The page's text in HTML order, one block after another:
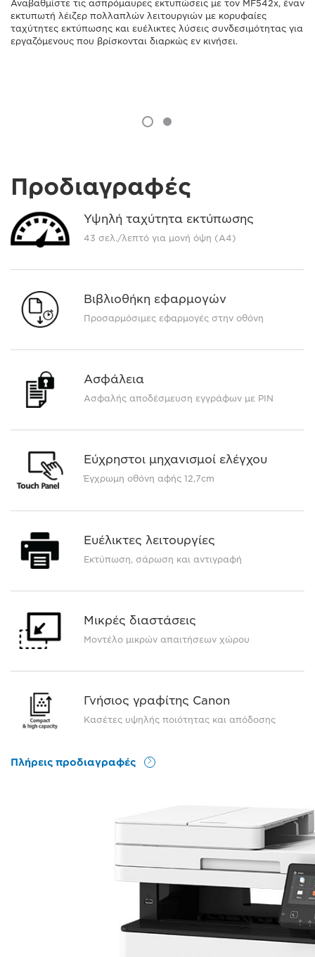
Αναβαθμίστε τις ασπρόμαυρες εκτυπώσεις με τον MF542x, έναν
εκτυπωτή λέιζερ πολλαπλών λειτουργιών με κορυφαίες
ταχύτητες εκτύπωσης και ευέλικτες λύσεις συνδεσιμότητας για
εργαζόμενους που βρίσκονται διαρκώς εν κινήσει.
Προδιαγραφές
Υψηλή ταχύτητα εκτύπωσης
43 σελ./λεπτό για μονή όψη (A4)
Βιβλιοθήκη εφαρμογών
Προσαρμόσιμες εφαρμογές στην οθόνη
Ασφάλεια
Ασφαλής αποδέσμευση εγγράφων με PIN
Εύχρηστοι μηχανισμοί ελέγχου
Έγχρωμη οθόνη αφής 12,7cm
Ευέλικτες λειτουργίες
Εκτύπωση, σάρωση και αντιγραφή
Μικρές διαστάσεις
Μοντέλο μικρών απαιτήσεων χώρου
Γνήσιος γραφίτης Canon
Κασέτες υψηλής ποιότητας και απόδοσης
Πλήρεις προδιαγραφές